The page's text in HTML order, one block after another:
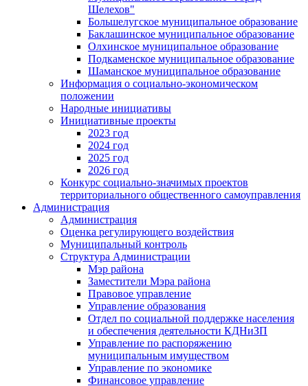
Шелехов"
Большелугское муниципальное образование
Баклашинское муниципальное образование
Олхинское муниципальное образование
Подкаменское муниципальное образование
Шаманское муниципальное образование
Информация о социально-экономическом
положении
Народные инициативы
Инициативные проекты
2023 год
2024 год
2025 год
2026 год
Конкурс социально-значимых проектов
территориального общественного самоуправления
Администрация
Администрация
Оценка регулирующего воздействия
Муниципальный контроль
Структура Администрации
Мэр района
Заместители Мэра района
Правовое управление
Управление образования
Отдел по социальной поддержке населения
и обеспечения деятельности КДНиЗП
Управление по распоряжению
муниципальным имуществом
Управление по экономике
Финансовое управление